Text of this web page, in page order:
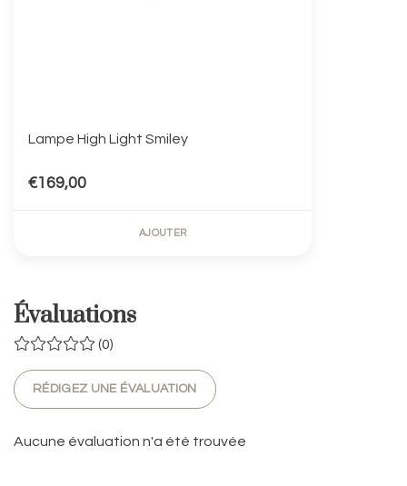
Lampe High Light Smiley
€169,00
AJOUTER
Évaluations
(0)
RÉDIGEZ UNE ÉVALUATION
Aucune évaluation n'a été trouvée